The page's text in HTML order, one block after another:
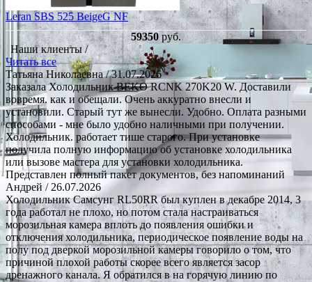
Leran SBS 525 BeigeG NF
59350руб.
Наши клиенты /
Читать все
Татьяна Николаевна/ 31.07.2026
Заказала Холодильник BEKO RCNK 270K20 W. Доставили
вовремя. как и обещали. Очень аккуратно внесли и
установили. Старый тут же вынесли. Удобно. Оплата разными
способами - мне было удобно наличными при получении.
Холодильник. работает тише старого. При установке
получила полную информацию об установке холодильника
или вызове мастера для установки холодильника.
Представлен полный пакет документов, без напоминаний
Андрей / 26.07.2026
Холодильник Самсунг RL50RR был куплен в декабре 2014, 3
года работал не плохо, но потом стала настраиваться
морозильная камера вплоть до появления ошибки и
отключения холодильника, периодическое появление воды на
полу под дверкой морозильной камеры говорило о том, что
причиной плохой работы скорее всего является засор
дренажного канала. Я обратился в на горячую линию по